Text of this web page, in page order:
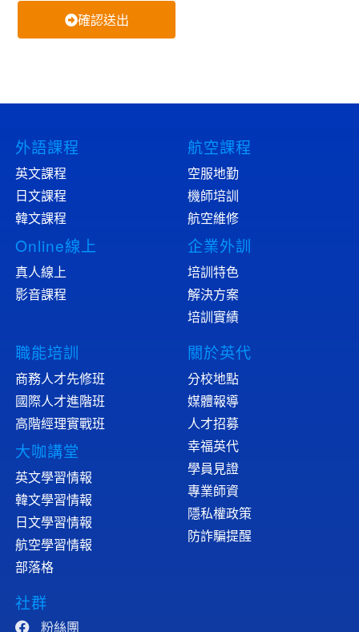
確認送出
外語課程
英文課程
日文課程
韓文課程
Online線上
真人線上
影音課程
航空課程
空服地勤
機師培訓
航空維修
企業外訓
培訓特色
解決方案
培訓實績
職能培訓
商務人才先修班
國際人才進階班
高階經理實戰班
大咖講堂
英文學習情報
韓文學習情報
日文學習情報
航空學習情報
部落格
關於英代
分校地點
媒體報導
人才招募
幸福英代
學員見證
專業師資
隱私權政策
防詐騙提醒
社群
粉絲團